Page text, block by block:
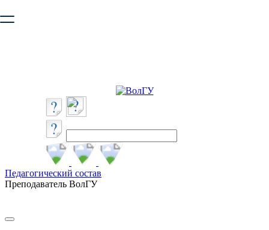
безопасную работу с сайтом. Пожалуйста
Педагогический состав
Преподаватель ВолГУ